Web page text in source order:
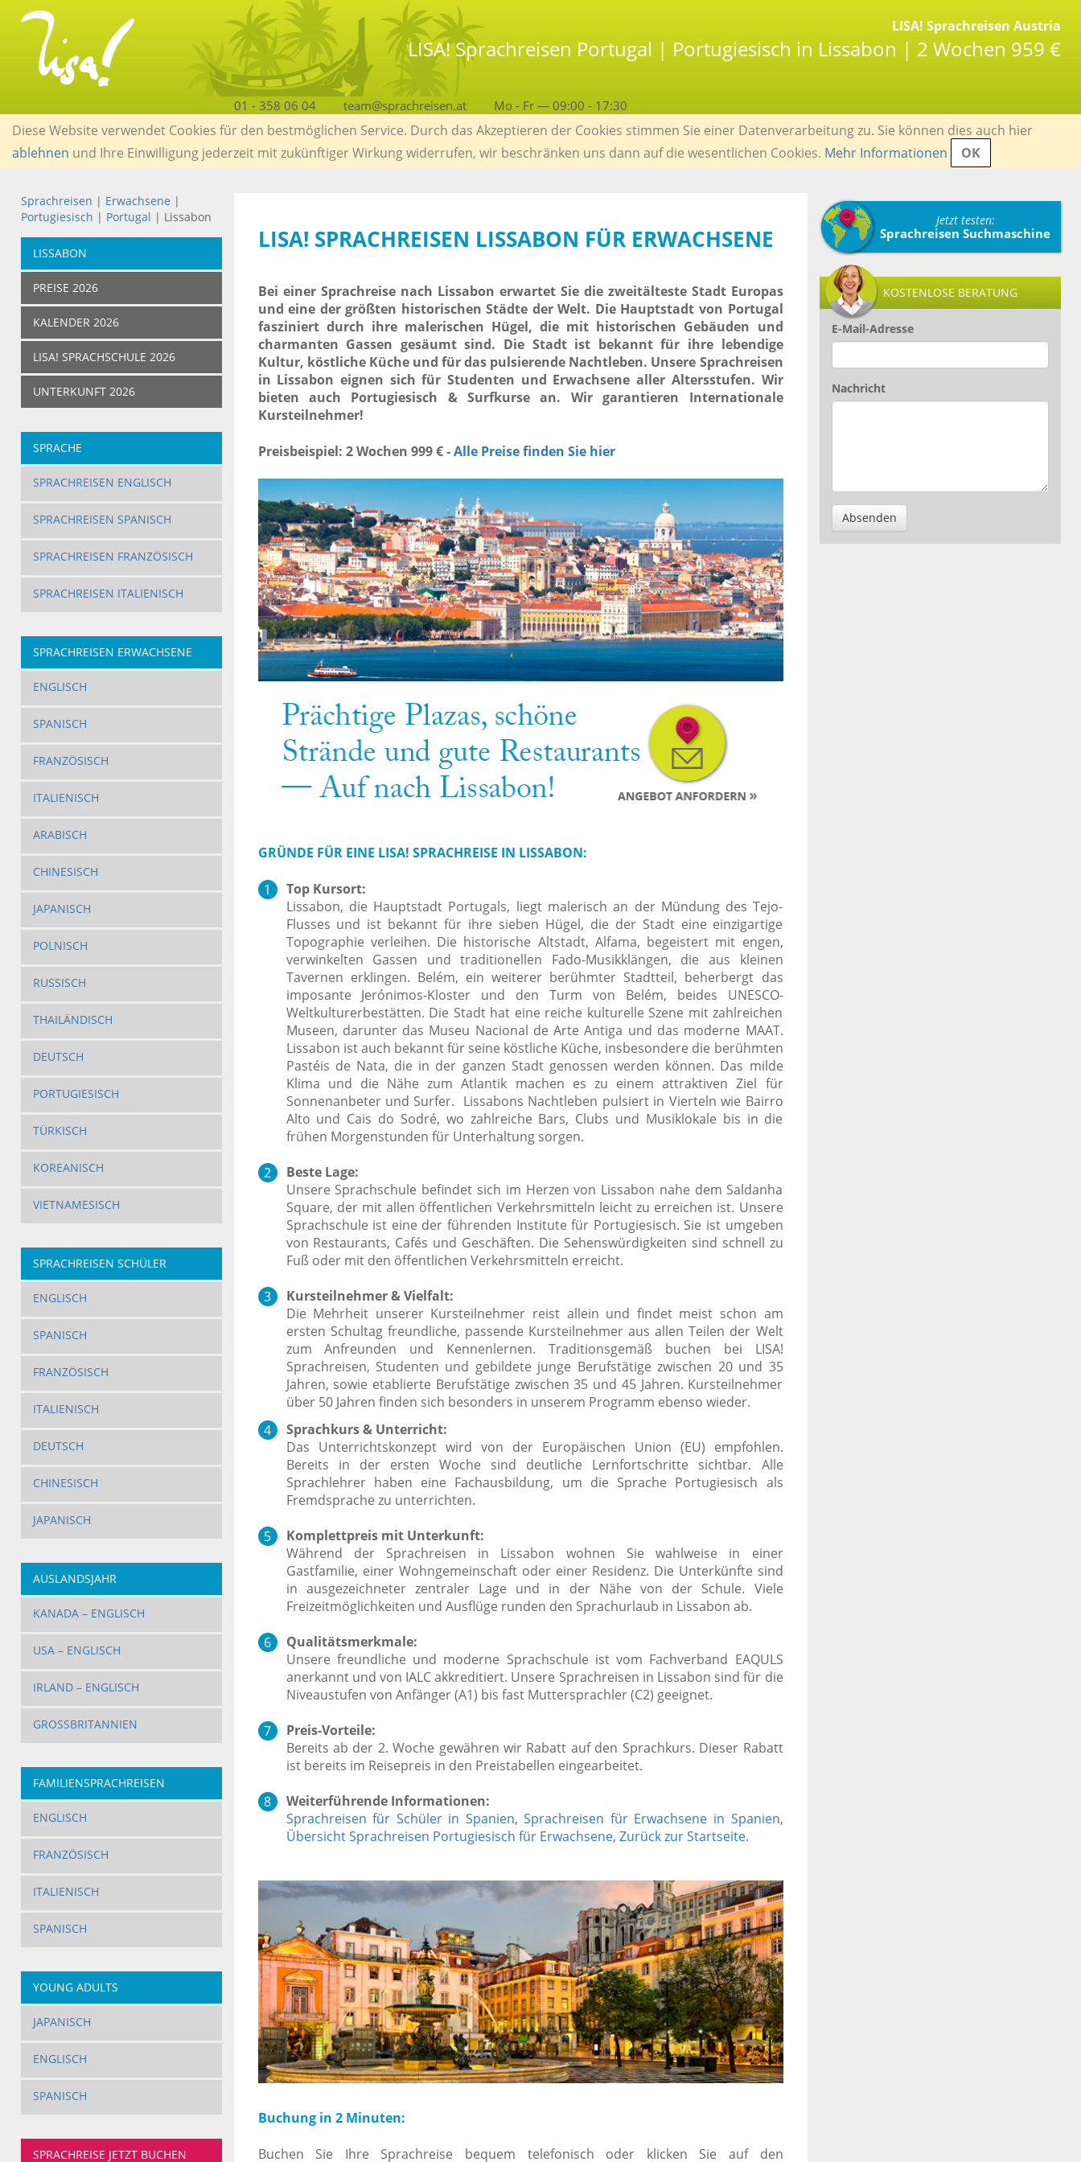
LISA! Sprachreisen Austria
LISA! Sprachreisen Portugal | Portugiesisch in Lissabon | 2 Wochen 959 €
01 - 358 06 04 team@sprachreisen.at Mo - Fr — 09:00 - 17:30
Diese Website verwendet Cookies für den bestmöglichen Service. Durch das Akzeptieren der Cookies stimmen Sie einer Datenverarbeitung zu. Sie können dies auch hier
ablehnen und Ihre Einwilligung jederzeit mit zukünftiger Wirkung widerrufen, wir beschränken uns dann auf die wesentlichen Cookies. Mehr Informationen OK
Sprachreisen | Erwachsene |
Portugiesisch | Portugal | Lissabon
LISSABON
PREISE 2026
KALENDER 2026
LISA! SPRACHSCHULE 2026
UNTERKUNFT 2026
SPRACHE
SPRACHREISEN ENGLISCH
SPRACHREISEN SPANISCH
SPRACHREISEN FRANZÖSISCH
SPRACHREISEN ITALIENISCH
SPRACHREISEN ERWACHSENE
ENGLISCH
SPANISCH
FRANZÖSISCH
ITALIENISCH
ARABISCH
CHINESISCH
JAPANISCH
POLNISCH
RUSSISCH
THAILÄNDISCH
DEUTSCH
PORTUGIESISCH
TÜRKISCH
KOREANISCH
VIETNAMESISCH
SPRACHREISEN SCHÜLER
ENGLISCH
SPANISCH
FRANZÖSISCH
ITALIENISCH
DEUTSCH
CHINESISCH
JAPANISCH
AUSLANDSJAHR
KANADA – ENGLISCH
USA – ENGLISCH
IRLAND – ENGLISCH
GROSSBRITANNIEN
FAMILIENSPRACHREISEN
ENGLISCH
FRANZÖSISCH
ITALIENISCH
SPANISCH
YOUNG ADULTS
JAPANISCH
ENGLISCH
SPANISCH
SPRACHREISE JETZT BUCHEN
LISA! SPRACHREISEN LISSABON FÜR ERWACHSENE
Bei einer Sprachreise nach Lissabon erwartet Sie die zweitälteste Stadt Europas
und eine der größten historischen Städte der Welt. Die Hauptstadt von Portugal
fasziniert durch ihre malerischen Hügel, die mit historischen Gebäuden und
charmanten Gassen gesäumt sind. Die Stadt ist bekannt für ihre lebendige
Kultur, köstliche Küche und für das pulsierende Nachtleben. Unsere Sprachreisen
in Lissabon eignen sich für Studenten und Erwachsene aller Altersstufen. Wir
bieten auch Portugiesisch & Surfkurse an. Wir garantieren Internationale
Kursteilnehmer!
Preisbeispiel: 2 Wochen 999 € -Alle Preise finden Sie hier
GRÜNDE FÜR EINE LISA! SPRACHREISE IN LISSABON:
Top Kursort:
Lissabon, die Hauptstadt Portugals, liegt malerisch an der Mündung des Tejo-
Flusses und ist bekannt für ihre sieben Hügel, die der Stadt eine einzigartige
Topographie verleihen. Die historische Altstadt, Alfama, begeistert mit engen,
verwinkelten Gassen und traditionellen Fado-Musikklängen, die aus kleinen
Tavernen erklingen. Belém, ein weiterer berühmter Stadtteil, beherbergt das
imposante Jerónimos-Kloster und den Turm von Belém, beides UNESCO-
Weltkulturerbestätten. Die Stadt hat eine reiche kulturelle Szene mit zahlreichen
Museen, darunter das Museu Nacional de Arte Antiga und das moderne MAAT.
Lissabon ist auch bekannt für seine köstliche Küche, insbesondere die berühmten
Pastéis de Nata, die in der ganzen Stadt genossen werden können. Das milde
Klima und die Nähe zum Atlantik machen es zu einem attraktiven Ziel für
Sonnenanbeter und Surfer. Lissabons Nachtleben pulsiert in Vierteln wie Bairro
Alto und Cais do Sodré, wo zahlreiche Bars, Clubs und Musiklokale bis in die
frühen Morgenstunden für Unterhaltung sorgen.
Beste Lage:
Unsere Sprachschule befindet sich im Herzen von Lissabon nahe dem Saldanha
Square, der mit allen öffentlichen Verkehrsmitteln leicht zu erreichen ist. Unsere
Sprachschule ist eine der führenden Institute für Portugiesisch. Sie ist umgeben
von Restaurants, Cafés und Geschäften. Die Sehenswürdigkeiten sind schnell zu
Fuß oder mit den öffentlichen Verkehrsmitteln erreicht.
Kursteilnehmer & Vielfalt:
Die Mehrheit unserer Kursteilnehmer reist allein und findet meist schon am
ersten Schultag freundliche, passende Kursteilnehmer aus allen Teilen der Welt
zum Anfreunden und Kennenlernen. Traditionsgemäß buchen bei LISA!
Sprachreisen, Studenten und gebildete junge Berufstätige zwischen 20 und 35
Jahren, sowie etablierte Berufstätige zwischen 35 und 45 Jahren. Kursteilnehmer
über 50 Jahren finden sich besonders in unserem Programm ebenso wieder.
Sprachkurs & Unterricht:
Das Unterrichtskonzept wird von der Europäischen Union (EU) empfohlen.
Bereits in der ersten Woche sind deutliche Lernfortschritte sichtbar. Alle
Sprachlehrer haben eine Fachausbildung, um die Sprache Portugiesisch als
Fremdsprache zu unterrichten.
Komplettpreis mit Unterkunft:
Während der Sprachreisen in Lissabon wohnen Sie wahlweise in einer
Gastfamilie, einer Wohngemeinschaft oder einer Residenz. Die Unterkünfte sind
in ausgezeichneter zentraler Lage und in der Nähe von der Schule. Viele
Freizeitmöglichkeiten und Ausflüge runden den Sprachurlaub in Lissabon ab.
Qualitätsmerkmale:
Unsere freundliche und moderne Sprachschule ist vom Fachverband EAQULS
anerkannt und von IALC akkreditiert. Unsere Sprachreisen in Lissabon sind für die
Niveaustufen von Anfänger (A1) bis fast Muttersprachler (C2) geeignet.
Preis-Vorteile:
Bereits ab der 2. Woche gewähren wir Rabatt auf den Sprachkurs. Dieser Rabatt
ist bereits im Reisepreis in den Preistabellen eingearbeitet.
Weiterführende Informationen:
Sprachreisen für Schüler in Spanien,Sprachreisen für Erwachsene in Spanien,
Übersicht Sprachreisen Portugiesisch für Erwachsene, Zurück zur Startseite.
Buchung in 2 Minuten:
Buchen Sie Ihre Sprachreise bequem telefonisch oder klicken Sie auf den
Jetzt testen:
Sprachreisen Suchmaschine
KOSTENLOSE BERATUNG
E-Mail-Adresse
Nachricht
Absenden